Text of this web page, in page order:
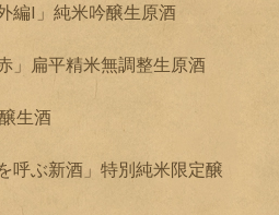
編I」純米吟醸生原酒
」扁平精米無調整生原酒
生酒
呼ぶ新酒」特別純米限定醸